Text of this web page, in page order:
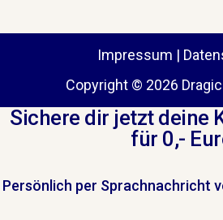
Impressum |
Copyright © 2026
Sichere dir jetzt deine
für 0,-
Persönlich per Sprachnachricht